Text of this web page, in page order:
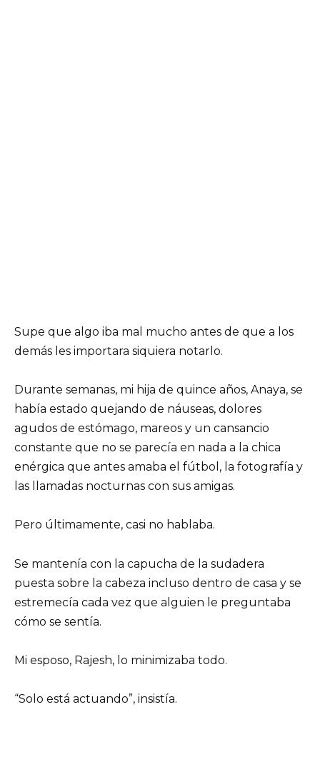
Supe que algo iba mal mucho antes de que a los
demás les importara siquiera notarlo.
Durante semanas, mi hija de quince años, Anaya, se
había estado quejando de náuseas, dolores
agudos de estómago, mareos y un cansancio
constante que no se parecía en nada a la chica
enérgica que antes amaba el fútbol, la fotografía y
las llamadas nocturnas con sus amigas.
Pero últimamente, casi no hablaba.
Se mantenía con la capucha de la sudadera
puesta sobre la cabeza incluso dentro de casa y se
estremecía cada vez que alguien le preguntaba
cómo se sentía.
Mi esposo, Rajesh, lo minimizaba todo.
“Solo está actuando”, insistía.